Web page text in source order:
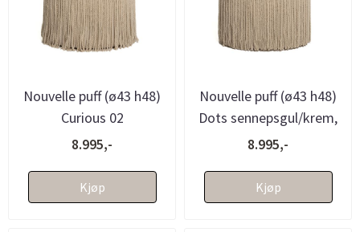
Nouvelle puff (ø43 h48)
Curious 02
sennepsgul/krem, med
8.995,-
Kjøp
Nouvelle puff (ø43 h48)
Dots sennepsgul/krem,
med frynser - bestilling...
8.995,-
Kjøp